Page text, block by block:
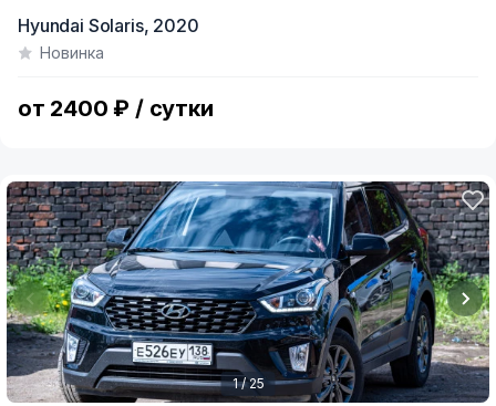
of
Hyundai Solaris, 2020
Новинка
от 2400 ₽ / сутки
1 / 25